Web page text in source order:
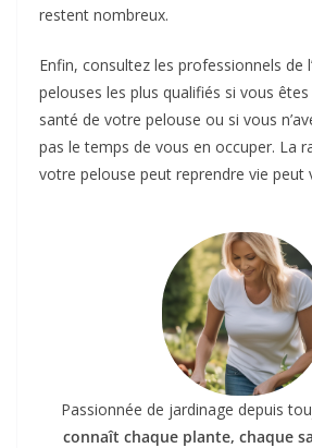
restent nombreux.
Enfin, consultez les professionnels de
pelouses les plus qualifiés si vous
santé de votre pelouse ou si vous
pas le temps de vous en occuper. La
votre pelouse peut reprendre vie peut
Passionnée de jardinage depuis
connaît chaque plante, chaque